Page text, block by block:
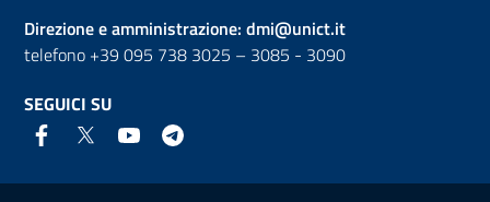
Direzione e amministrazione: dmi@unict.it
telefono +39 095 738 3025 – 3085 - 3090
SEGUICI SU